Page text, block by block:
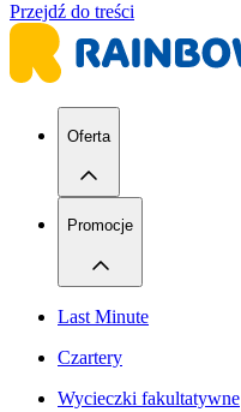
Przejdź do treści
Oferta
Promocje
Last Minute
Czartery
Wycieczki fakultatywne